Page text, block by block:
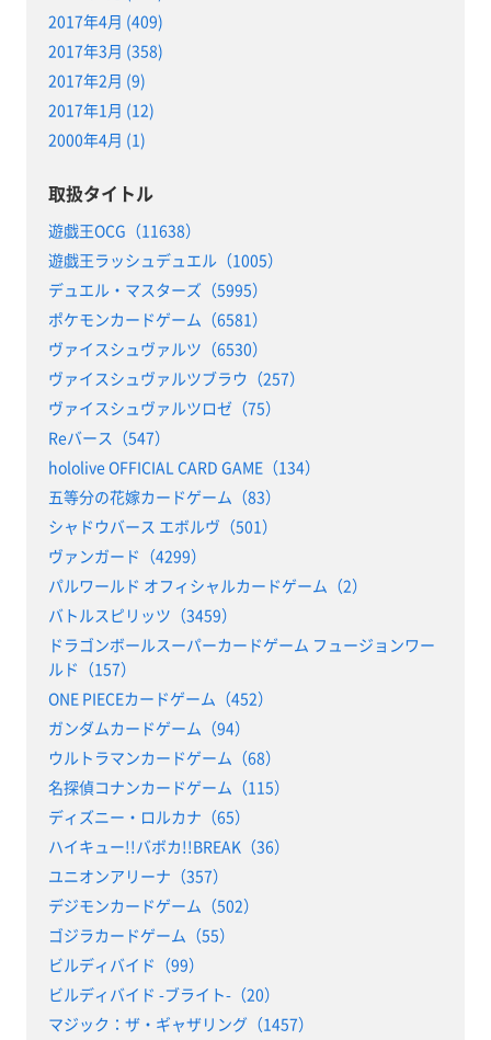
2017年4月 (409)
2017年3月 (358)
2017年2月 (9)
2017年1月 (12)
2000年4月 (1)
取扱タイトル
遊戯王OCG（11638）
遊戯王ラッシュデュエル（1005）
デュエル・マスターズ（5995）
ポケモンカードゲーム（6581）
ヴァイスシュヴァルツ（6530）
ヴァイスシュヴァルツブラウ（257）
ヴァイスシュヴァルツロゼ（75）
Reバース（547）
hololive OFFICIAL CARD GAME（134）
五等分の花嫁カードゲーム（83）
シャドウバース エボルヴ（501）
ヴァンガード（4299）
パルワールド オフィシャルカードゲーム（2）
バトルスピリッツ（3459）
ドラゴンボールスーパーカードゲーム フュージョンワー
ルド（157）
ONE PIECEカードゲーム（452）
ガンダムカードゲーム（94）
ウルトラマンカードゲーム（68）
名探偵コナンカードゲーム（115）
ディズニー・ロルカナ（65）
ハイキュー!!バボカ!!BREAK（36）
ユニオンアリーナ（357）
デジモンカードゲーム（502）
ゴジラカードゲーム（55）
ビルディバイド（99）
ビルディバイド -ブライト-（20）
マジック：ザ・ギャザリング（1457）